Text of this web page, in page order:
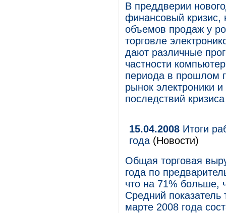
В преддверии
финансовый кризис,
объемов продаж у
торговле
дают различные
частности
периода в прошлом
рынок электроники
последствий
15.04.2008 Итоги
года (Новости)
Общая торговая
года по
что на 71% больше,
Средний показатель
марте 2008 года